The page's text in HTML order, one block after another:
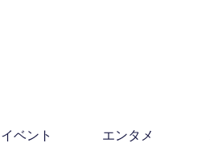
ベント エンタメ